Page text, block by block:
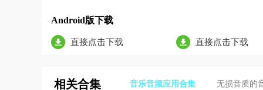
Android版下载
直接点击下载 直接点击下载
相关合集 音乐音频应用合集 无损音质的